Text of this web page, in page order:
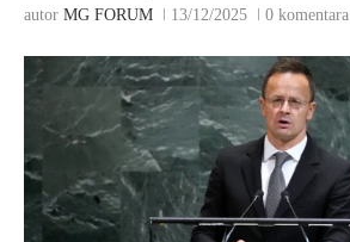
autor MG FORUM 13/12/2025 0 komentara